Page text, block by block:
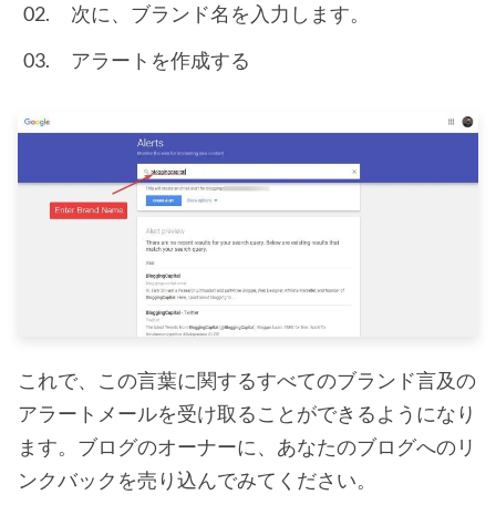
次に、ブランド名を入力します。
アラートを作成する
これで、この言葉に関するすべてのブランド言及の
アラートメールを受け取ることができるようになり
ます。ブログのオーナーに、あなたのブログへのリ
ンクバックを売り込んでみてください。